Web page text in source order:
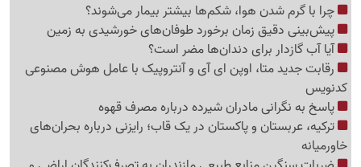
چرا با گرم شدن هوا، شکم‌ها بیشتر بیمار می‌شوند؟
پیش‌بینی دقیق زمان برخورد طوفان‌های خورشیدی به زمین
آیا آب گازدار برای دندان‌ها مضر است؟
رقابت جدید متا، اوپن ای آی و آنتروپیک با عامل هوش مصنوعی
کدنویس
پاسخ به نگرانی مادران شیرده درباره مصرف قهوه
ترکیه، عربستان و پاکستان در یک قاب؛ رایزنی درباره بحران‌های
خاورمیانه